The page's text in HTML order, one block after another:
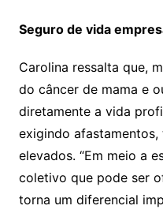
Seguro de vida
Carolina ressalta que,
do câncer de mama e
diretamente a vida
exigindo
elevados. “Em meio a
coletivo que pode ser
torna um diferencial